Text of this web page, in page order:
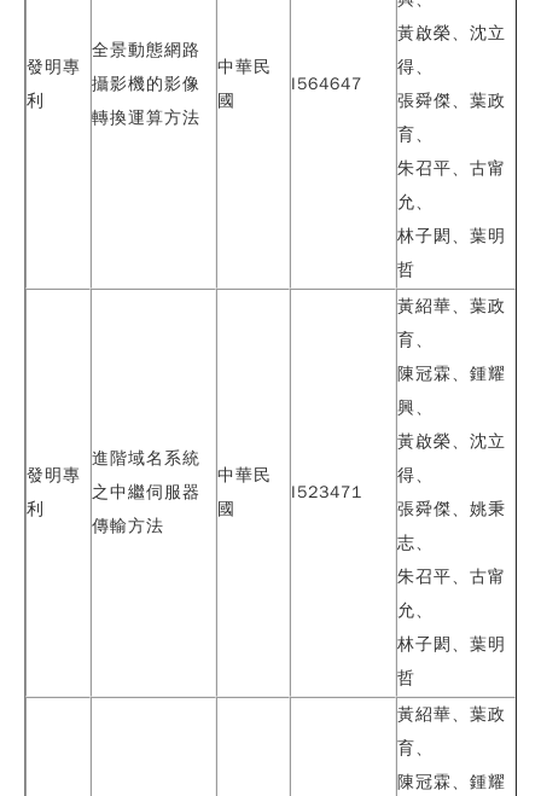
發明專
利
全景動態網路
攝影機的影像
轉換運算方法
中華民
國
I564647
黃啟榮、沈立
得、
張舜傑、 葉政
育、
朱召平、古甯
允、
林子閎、葉明
哲
發明專
利
進階域名系統
之中繼伺服器
傳輸方法
中華民
國
I523471
黃紹華、 葉政
育、
陳冠霖、鍾耀
興、
黃啟榮、沈立
得、
張舜傑、姚秉
志、
朱召平、古甯
允、
林子閎、葉明
哲
黃紹華、 葉政
育、
陳冠霖、鍾耀